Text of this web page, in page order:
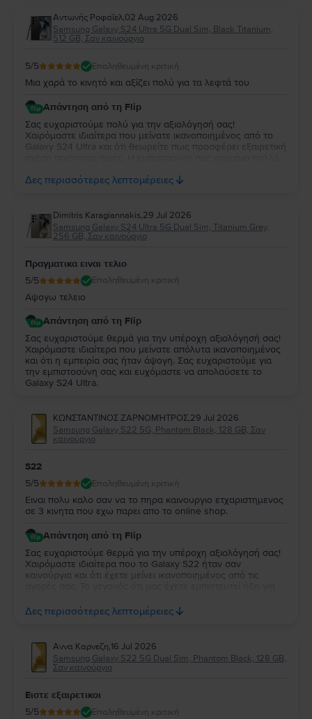
Aντωνής Ροφαϊελ,02 Aug 2026
Samsung Galaxy S24 Ultra 5G Dual Sim, Black Titanium,
512 GB, Σαν καινούργιο
5/5 Επαληθευμένη κριτική
Μια χαρά το κινητό και αξίζει πολύ για τα λεφτά του
Απάντηση από τη Flip
Σας ευχαριστούμε πολύ για την αξιολόγησή σας!
Χαιρόμαστε ιδιαίτερα που μείνατε ικανοποιημένος από το
Galaxy S24 Ultra και ότι θεωρείτε πως προσφέρει εξαιρετική
σας εξυπηρετήσουμε ξανά στο μέλλον!
Δες περισσότερες λεπτομέρειες
Dimitris Karagiannakis,29 Jul 2026
Samsung Galaxy S24 Ultra 5G Dual Sim, Titanium Grey,
256 GB, Σαν καινούργιο
Πραγματικα ειναι τελιο
5/5 Επαληθευμένη κριτική
Αψογω τελειο
Απάντηση από τη Flip
Σας ευχαριστούμε θερμά για την υπέροχη αξιολόγησή σας!
Χαιρόμαστε ιδιαίτερα που μείνατε απόλυτα ικανοποιημένος
και ότι η εμπειρία σας ήταν άψογη. Σας ευχαριστούμε για
την εμπιστοσύνη σας και ευχόμαστε να απολαύσετε το
Galaxy S24 Ultra.
ΚΩΝΣΤΑΝΤΙΝΟΣ ΖΑΡΝΟΜΉΤΡΟΣ,29 Jul 2026
Samsung Galaxy S22 5G, Phantom Black, 128 GB, Σαν
καινούργιο
S22
5/5 Επαληθευμένη κριτική
Ειναι πολυ καλο σαν να το πηρα καινουργιο ετχαριστημενος
σε 3 κινητα που εχω παρει απο το online shop.
Απάντηση από τη Flip
Σας ευχαριστούμε θερμά για την υπέροχη αξιολόγησή σας!
Χαιρόμαστε ιδιαίτερα που το Galaxy S22 ήταν σαν
καινούργια και ότι έχετε μείνει ικανοποιημένος από τις
ειλικρινά για τη στήριξή σας. Σας ευχόμαστε να απολαύσετε
τη νέα σας συσκευή και θα χαρούμε να σας
Δες περισσότερες λεπτομέρειες
Αννα Καρνεζη,16 Jul 2026
Samsung Galaxy S22 5G Dual Sim, Phantom Black, 128 GB,
Σαν καινούργιο
Ειστε εξαιρετικοι
5/5 Επαληθευμένη κριτική